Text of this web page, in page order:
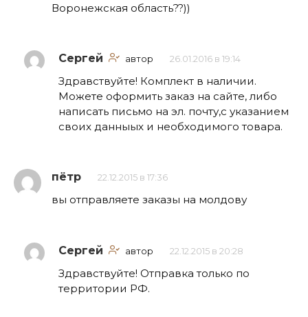
Воронежская область??))
Сергей автор 26.01.2016 в 19:14
Здравствуйте! Комплект в наличии.
Можете оформить заказ на сайте, либо
написать письмо на эл. почту,с указанием
своих данныых и необходимого товара.
пётр 22.12.2015 в 17:36
вы отправляете заказы на молдову
Сергей автор 22.12.2015 в 20:28
Здравствуйте! Отправка только по
территории РФ.